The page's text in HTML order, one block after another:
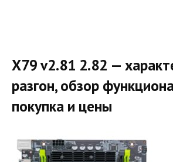
X79 v2.81 2.82 —
разгон, обзор
покупка и цены